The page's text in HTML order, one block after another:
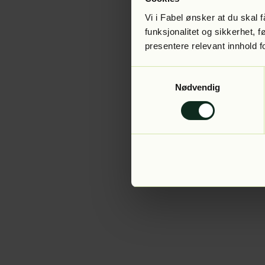
Vi i Fabel ønsker at du skal
funksjonalitet og sikkerhet,
presentere relevant innhold
Nødvendig
Application